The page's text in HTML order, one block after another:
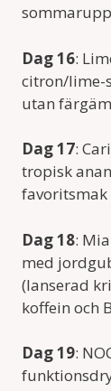
Dag 16:
citron/lime-
utan
Dag 17:
tropisk
Dag 18:
med
(lanserad
koffein och
Dag 19: